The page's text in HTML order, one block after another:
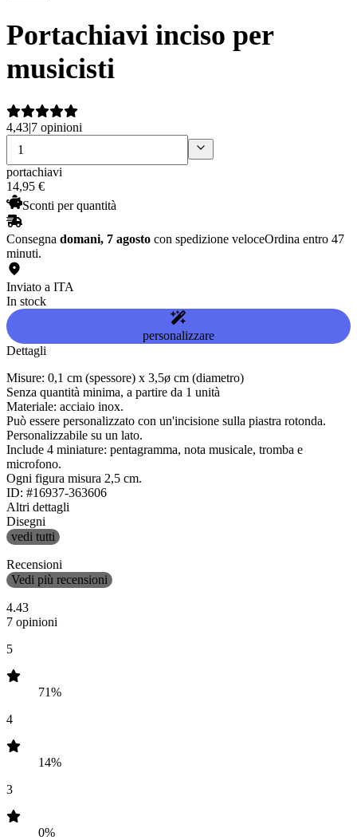
Portachiavi inciso per
musicisti
4,43|7 opinioni
portachiavi
14,95 €
Sconti per quantità
Consegna domani, 7 agosto con spedizione veloceOrdina entro 47
minuti.
Inviato a ITA
In stock
personalizzare
Dettagli
Misure: 0,1 cm (spessore) x 3,5ø cm (diametro)
Senza quantità minima, a partire da 1 unità
Materiale: acciaio inox.
Può essere personalizzato con un'incisione sulla piastra rotonda.
Personalizzabile su un lato.
Include 4 miniature: pentagramma, nota musicale, tromba e
microfono.
Ogni figura misura 2,5 cm.
ID: #16937-363606
Altri dettagli
Disegni
vedi tutti
Recensioni
Vedi più recensioni
4.43
7 opinioni
5
71%
4
14%
3
0%